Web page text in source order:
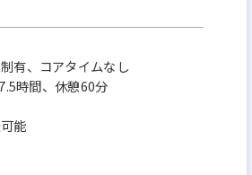
有、コアタイムなし
時間、休憩60分
能